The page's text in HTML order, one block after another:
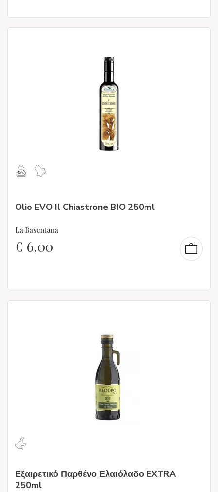
Olio EVO Il Chiastrone BIO 250ml
La Basentana
€ 6,00
Εξαιρετικό Παρθένο Ελαιόλαδο EXTRA
250ml